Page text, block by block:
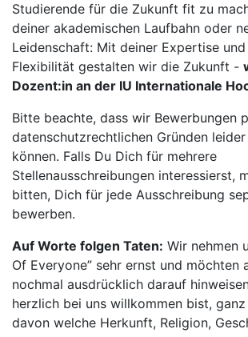
Studierende für die Zukunft fit zu
deiner akademischen Laufbahn oder
Leidenschaft: Mit deiner Expertise
Flexibilität gestalten wir die Zukunft -
Dozent:in an der IU Internationale
Bitte beachte, dass wir Bewerbungen
datenschutzrechtlichen Gründen
können. Falls Du Dich für mehrere
Stellenausschreibungen interessierst,
bitten, Dich für jede Ausschreibung
bewerben.
Auf Worte folgen Taten: Wir nehmen
Of Everyone” sehr ernst und möchten
nochmal ausdrücklich darauf
herzlich bei uns willkommen bist,
davon welche Herkunft, Religion,